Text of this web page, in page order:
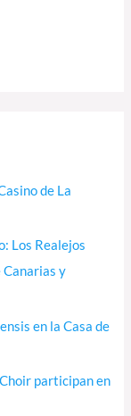
de La
Los Realejos
Canarias y
en la Casa de
participan en